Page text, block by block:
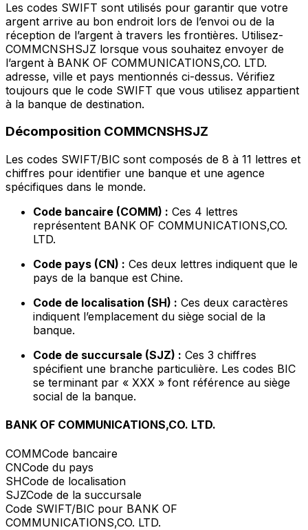
Les codes SWIFT sont utilisés pour garantir que votre
argent arrive au bon endroit lors de l’envoi ou de la
réception de l’argent à travers les frontières. Utilisez-
COMMCNSHSJZ lorsque vous souhaitez envoyer de
l’argent à BANK OF COMMUNICATIONS,CO. LTD.
adresse, ville et pays mentionnés ci-dessus. Vérifiez
toujours que le code SWIFT que vous utilisez appartient
à la banque de destination.
Décomposition COMMCNSHSJZ
Les codes SWIFT/BIC sont composés de 8 à 11 lettres et
chiffres pour identifier une banque et une agence
spécifiques dans le monde.
Code bancaire (COMM) : Ces 4 lettres
représentent BANK OF COMMUNICATIONS,CO.
LTD.
Code pays (CN) : Ces deux lettres indiquent que le
pays de la banque est Chine.
Code de localisation (SH) : Ces deux caractères
indiquent l’emplacement du siège social de la
banque.
Code de succursale (SJZ) : Ces 3 chiffres
spécifient une branche particulière. Les codes BIC
se terminant par « XXX » font référence au siège
social de la banque.
BANK OF COMMUNICATIONS,CO. LTD.
COMMCode bancaire
CNCode du pays
SHCode de localisation
SJZCode de la succursale
Code SWIFT/BIC pour BANK OF
COMMUNICATIONS,CO. LTD.